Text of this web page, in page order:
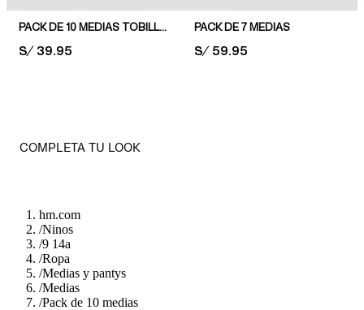
PACK DE 10 MEDIAS TOBILLERAS
PRICE:
S/ 39.95
PACK DE 7 MEDIAS
PRICE:
S/ 59.95
COMPLETA TU LOOK
hm.com
/Ninos
/9 14a
/Ropa
/Medias y pantys
/Medias
/Pack de 10 medias